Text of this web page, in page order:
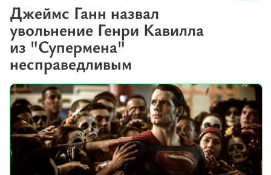
Джеймс Ганн назвал
увольнение Генри Кавилла
из "Супермена"
несправедливым